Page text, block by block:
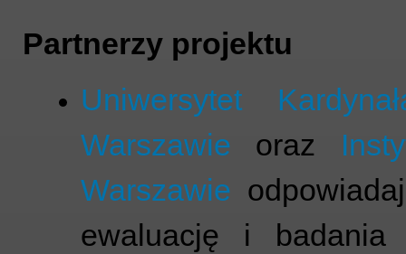
Partnerzy projektu
Uniwersytet
Warszawie oraz
Warszawie
ewaluację i badania